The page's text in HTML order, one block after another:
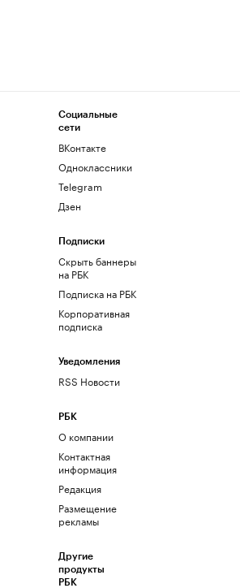
Социальные
сети
ВКонтакте
Одноклассники
Telegram
Дзен
Подписки
Скрыть баннеры
на РБК
Подписка на РБК
Корпоративная
подписка
Уведомления
RSS Новости
РБК
О компании
Контактная
информация
Редакция
Размещение
рекламы
Другие
продукты
РБК